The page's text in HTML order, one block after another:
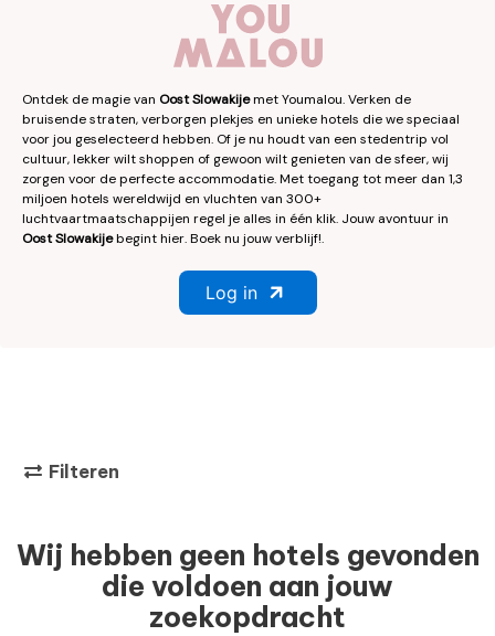
Ontdek de magie van Oost Slowakijemet Youmalou. Verken de
bruisende straten, verborgen plekjes en unieke hotels die we speciaal
voor jou geselecteerd hebben. Of je nu houdt van een stedentrip vol
cultuur, lekker wilt shoppen of gewoon wilt genieten van de sfeer, wij
zorgen voor de perfecte accommodatie. Met toegang tot meer dan 1,3
miljoen hotels wereldwijd en vluchten van 300+
luchtvaartmaatschappijen regel je alles in één klik. Jouw avontuur in
Oost Slowakijebegint hier. Boek nu jouw verblijf!.
Log in
Filteren
Wij hebben geen hotels gevonden
die voldoen aan jouw
zoekopdracht